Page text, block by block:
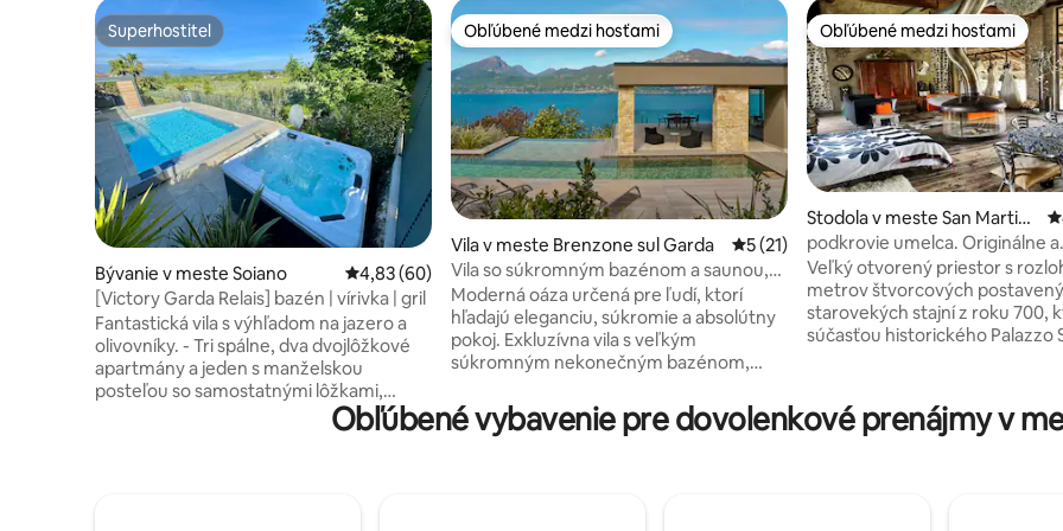
Superhostiteľ
Superhostiteľ
Bývanie v meste Soiano Priemerné ohodnotenie 4,83 z 5, počet hodnotení: 60
4,83 (60)
[Victory Garda Relais] bazén | vírivka | gril
Fantastická vila s výhľadom na jazero a
olivovníky. - Tri spálne, dva dvojlôžkové
apartmány a jeden s manželskou
posteľou so samostatnými lôžkami,
všetky vybavené inteligentnými
televízormi. - Dve kúpeľne s toaletou a
Obľúbené medzi hosťami
Obľúbené medzi hosťami
Vila v meste Brenzone sul Garda Priemerné ohodnotenie 5 z 5, počet
5 (21)
Vila so súkromným bazénom a saunou,
Gardské jazero
Moderná oáza určená pre ľudí, ktorí
hľadajú eleganciu, súkromie a absolútny
pokoj. Exkluzívna vila s veľkým
súkromným nekonečným bazénom,
výhľadom na jazero, ideálna pre 4 hostí,
ktorí chcú nekompromisné pohodlie a
Obľúbené medzi hosťami
Obľúbené medzi hosťami
Stodola v meste San Martin
o Gusnago
podkrovie umelca. Originálne a
súkromné
Veľký otvorený priestor s
metrov štvorcových
starovekých stajní z roku 700,
súčasťou historického Palazzo
výhľadom na verandu (300 m ²)
oplotený starobylými múrmi. Vyzdobila
Obľúbené vybavenie pre dovolenkové prenájmy v